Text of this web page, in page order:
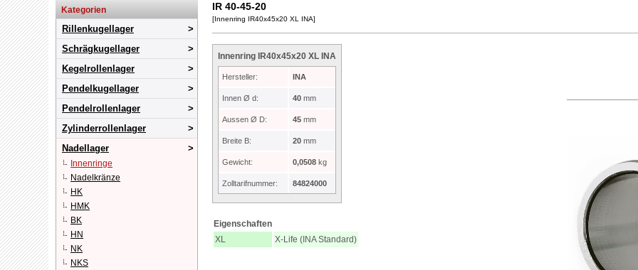
Kategorien
Rillenkugellager
Schrägkugellager
Kegelrollenlager
Pendelkugellager
Pendelrollenlager
Zylinderrollenlager
Nadellager
Innenringe
Nadelkränze
HK
HMK
BK
HN
NK
NKS
IR 40-45-20
[Innenring IR40x45x20 XL INA]
Innenring IR40x45x20 XL INA
Hersteller: INA
Innen Ø d: 40 mm
Aussen Ø D: 45 mm
Breite B: 20 mm
Gewicht: 0,0508 kg
Zolltarifnummer: 84824000
Eigenschaften
XL
X-Life (INA Standard)